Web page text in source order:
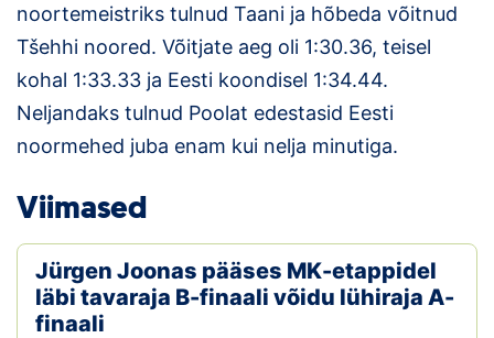
Suletud maastikud
Püsirajad
Ajalugu
OTSI
noortemeistriks tulnud Taani ja hõbeda võitnud
Tšehhi noored. Võitjate aeg oli 1:30.36, teisel
kohal 1:33.33 ja Eesti koondisel 1:34.44.
Neljandaks tulnud Poolat edestasid Eesti
noormehed juba enam kui nelja minutiga.
Viimased
Jürgen Joonas pääses MK-etappidel
läbi tavaraja B-finaali võidu lühiraja A-
finaali